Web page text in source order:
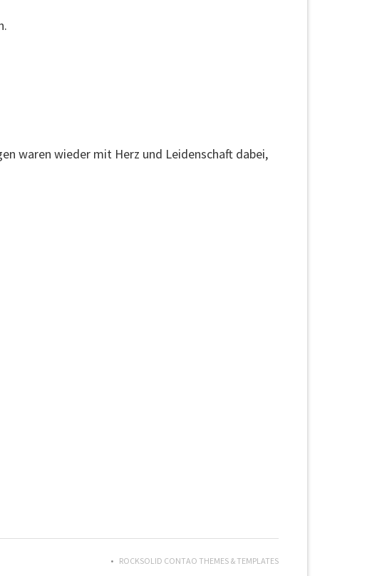
waren wieder mit Herz und Leidenschaft dabei,
ROCKSOLID CONTAO THEMES & TEMPLATES